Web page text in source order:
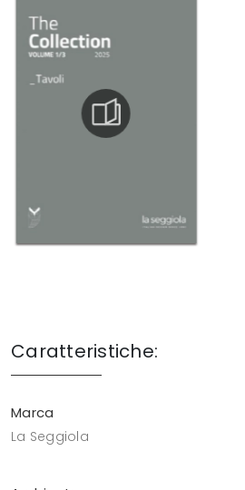
Caratteristiche:
Marca
La Seggiola